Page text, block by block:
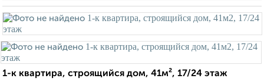
1-к квартира, строящийся дом, 41м², 17/24 этаж